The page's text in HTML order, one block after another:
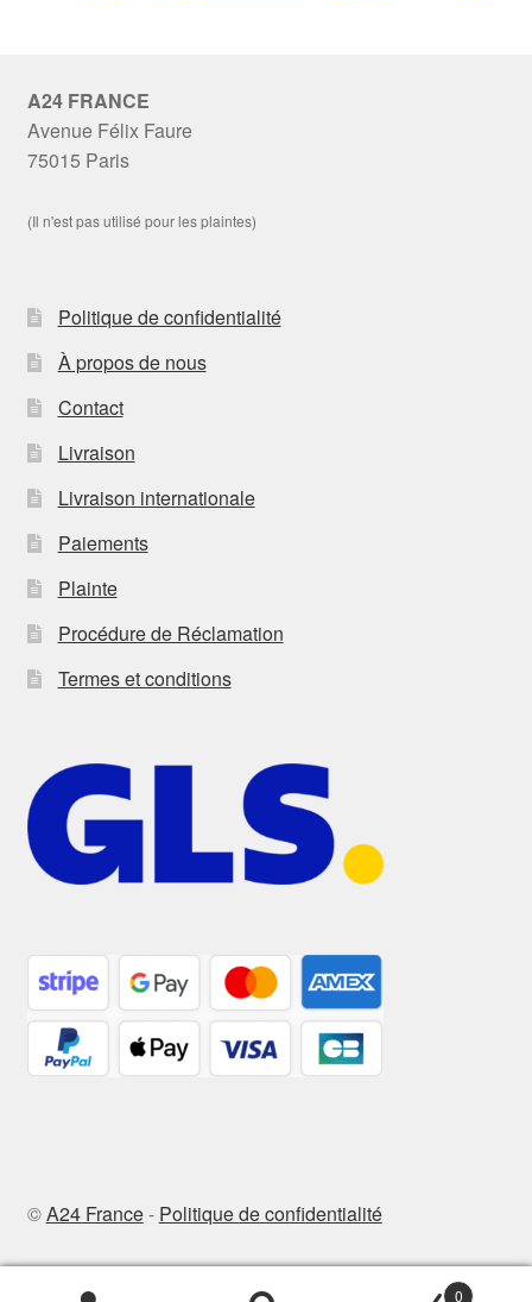
A24 FRANCE
Avenue Félix Faure
75015 Paris
(Il n'est pas utilisé pour les plaintes)
Politique de confidentialité
À propos de nous
Contact
Livraison
Livraison internationale
Paiements
Plainte
Procédure de Réclamation
Termes et conditions
©A24 France- Politique de confidentialité
0